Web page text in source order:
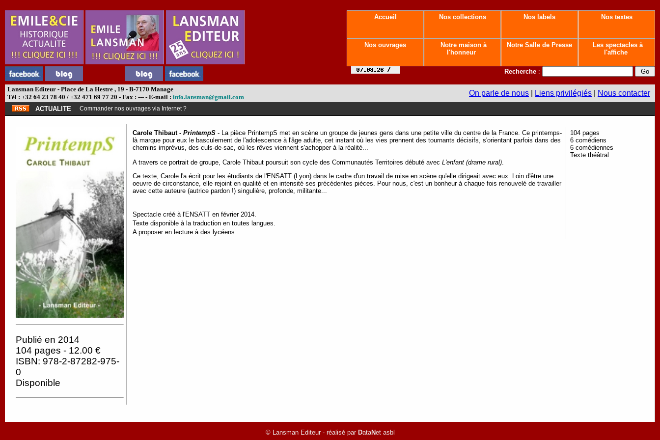
Accueil Nos collections Nos labels Nos textes
Nos ouvrages
Notre maison à
l'honneur
Notre Salle de Presse
Les spectacles à
l'affiche
Recherche :
Lansman Editeur - Place de La Hestre , 19 - B-7170 Manage
Tél : +32 64 23 78 40 / +32 471 69 77 20 - Fax : --- - E-mail : info.lansman@gmail.com On parle de nous Liens privilégiés Nous contacter
ACTUALITE Commander nos ouvrages via Internet ?
Publié en 2014
104 pages - 12.00 €
ISBN: 978-2-87282-975-
0
Disponible
Carole Thibaut - PrintempS - La pièce PrintempS met en scène un groupe de jeunes gens dans une petite ville du centre de la France. Ce printemps-
là marque pour eux le basculement de l'adolescence à l'âge adulte, cet instant où les vies prennent des tournants décisifs, s'orientant parfois dans des
chemins imprévus, des culs-de-sac, où les rêves viennent s'achopper à la réalité...
A travers ce portrait de groupe, Carole Thibaut poursuit son cycle des Communautés Territoires débuté avec L'enfant (drame rural).
Ce texte, Carole l'a écrit pour les étudiants de l'ENSATT (Lyon) dans le cadre d'un travail de mise en scène qu'elle dirigeait avec eux. Loin d'être une
oeuvre de circonstance, elle rejoint en qualité et en intensité ses précédentes pièces. Pour nous, c'est un bonheur à chaque fois renouvelé de travailler
avec cette auteure (autrice pardon !) singulière, profonde, militante...
Spectacle créé à l'ENSATT en février 2014.
Texte disponible à la traduction en toutes langues.
A proposer en lecture à des lycéens.
104 pages
6 comédiens
6 comédiennes
Texte théâtral
© Lansman Editeur - réalisé par DataNet asbl